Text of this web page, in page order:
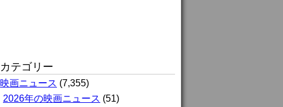
カテゴリー
映画ニュース (7,355)
2026年の映画ニュース (51)